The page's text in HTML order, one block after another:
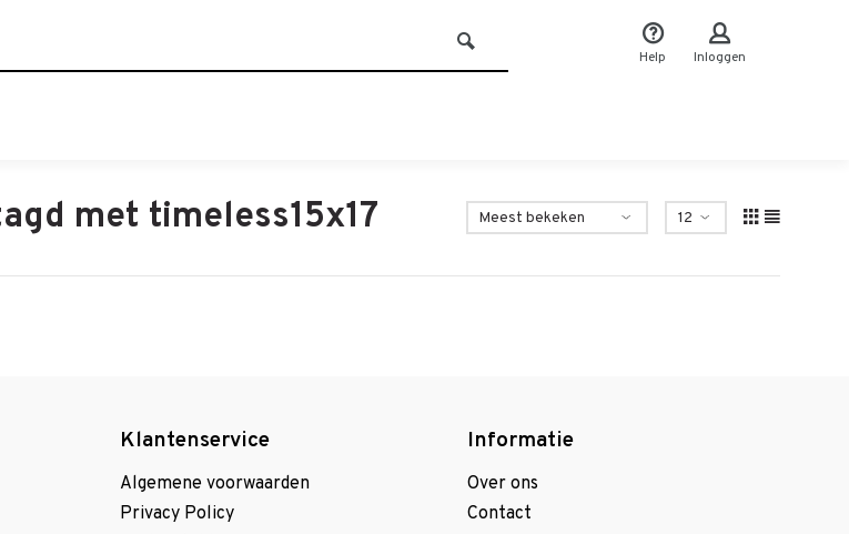
Help Inloggen
met timeless15x17
Klantenservice
Algemene voorwaarden
Privacy Policy
Informatie
Over ons
Contact